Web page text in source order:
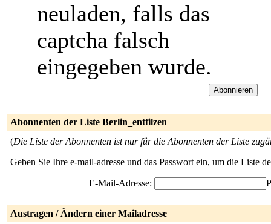
neuladen, falls das
captcha falsch
eingegeben wurde.
Abonnenten der Liste Berlin_entfilzen
(Die Liste der Abonnenten ist nur für die Abonnenten der Liste
Geben Sie Ihre e-mail-adresse und das Passwort ein, um die Liste
E-Mail-Adresse:
Austragen / Ändern einer Mailadresse